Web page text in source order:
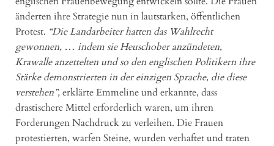
änderten ihre Strategie nun in lautstarken, öffentlichen
Protest. “Die Landarbeiter hatten das Wahlrecht
gewonnen, … indem sie Heuschober anzündeten,
Krawalle anzettelten und so den englischen Politikern ihre
Stärke demonstrierten in der einzigen Sprache, die diese
verstehen”,erklärte Emmeline und erkannte, dass
drastischere Mittel erforderlich waren, um ihren
Forderungen Nachdruck zu verleihen. Die Frauen
protestierten, warfen Steine, wurden verhaftet und traten